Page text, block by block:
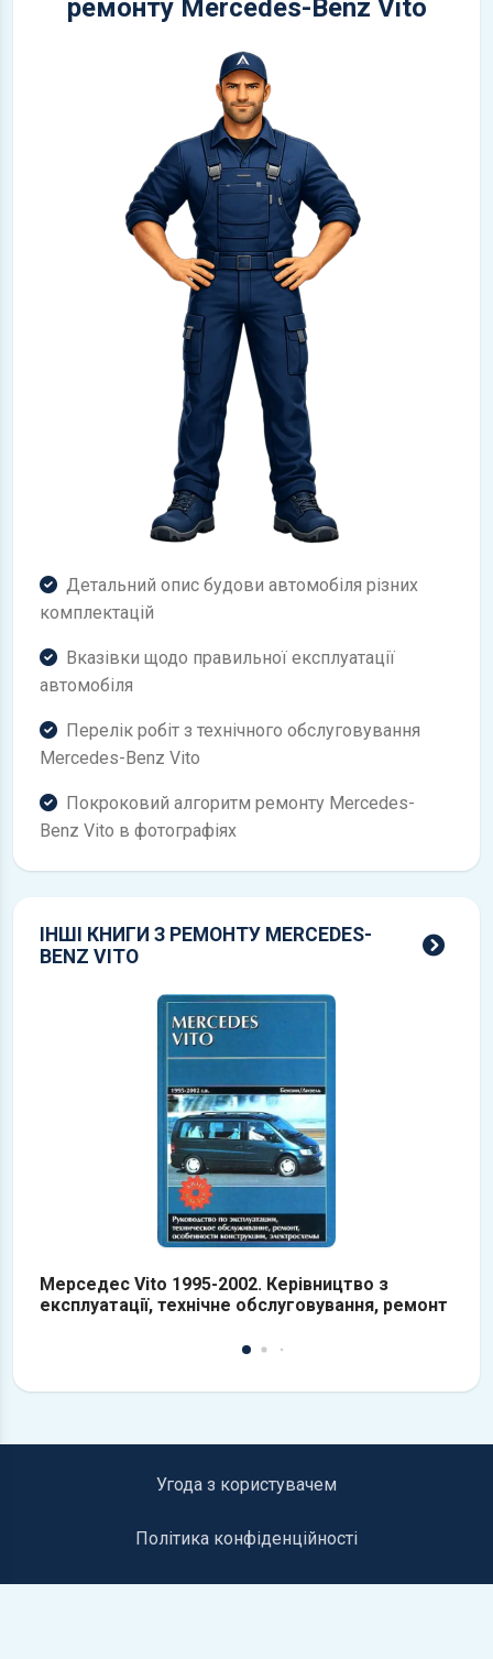
ремонту Mercedes-Benz Vito
Детальний опис будови автомобіля різних
комплектацій
Вказівки щодо правильної експлуатації
автомобіля
Перелік робіт з технічного обслуговування
Mercedes-Benz Vito
Покроковий алгоритм ремонту Mercedes-
Benz Vito в фотографіях
ІНШІ КНИГИ З РЕМОНТУ MERCEDES-
BENZ VITO
Мерседес Vito 1995-2002. Керівництво з
експлуатації, технічне обслуговування, ремонт
Угода з користувачем
Політика конфіденційності